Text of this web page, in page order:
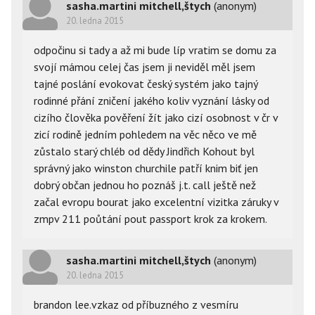
sasha.martini mitchell,štych (anonym)
20. ledna 2015
odpočinu si tady a až mi bude líp vratim se domu za
svojí mámou celej čas jsem ji neviděl měl jsem
tajné poslání evokovat český systém jako tajný
rodinné přání zničení jakého koliv vyznání lásky od
cizího člověka pověření žít jako cizí osobnost v čr v
zicí rodině jedním pohledem na věc něco ve mě
zůstalo starý chléb od dědy Jindřich Kohout byl
správný jako winston churchile patří knim biť jen
dobrý občan jednou ho poznáš j.t. call ještě než
začal evropu bourat jako excelentní vizitka záruky v
zmpv 211 poůtání pout passport krok za krokem.
sasha.martini mitchell,štych (anonym)
20. ledna 2015
brandon lee.vzkaz od příbuzného z vesmíru